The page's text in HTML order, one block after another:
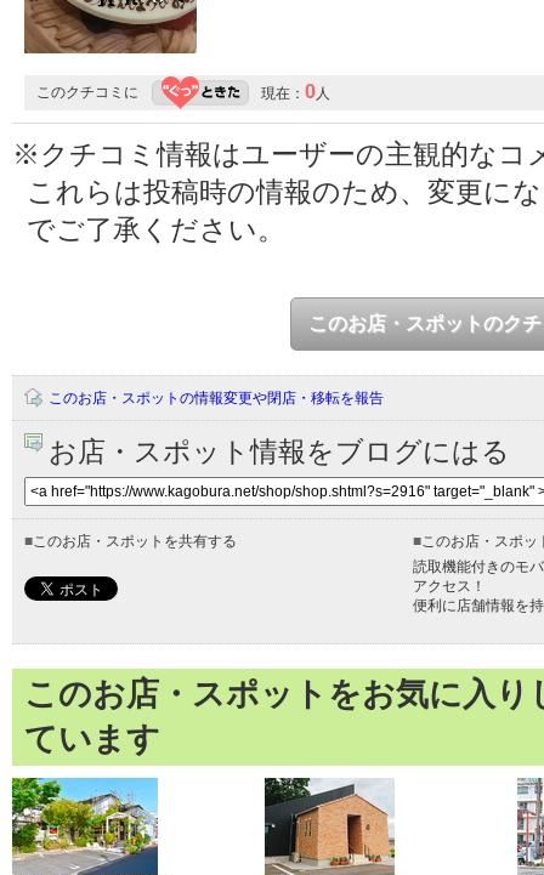
このクチコミに 現在： 0人
※クチコミ情報はユーザーの主観的なコ
これらは投稿時の情報のため、変更に
でご了承ください。
このお店・スポットのク
このお店・スポットの情報変更や閉店・移転を報告
お店・スポット情報をブログにはる
■このお店・スポットを共有する ■このお店・スポッ
読取機能付きのモ
アクセス！
便利に店舗情報を
このお店・スポットをお気に入
ています